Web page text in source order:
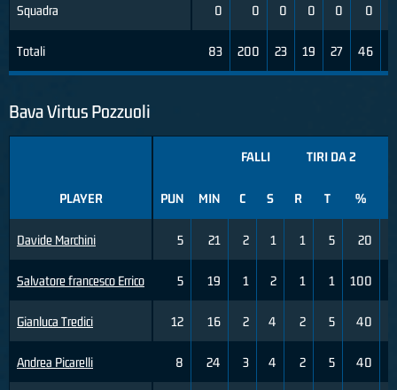
Squadra
Totali
0 0 0 0 0 0
83 200 23 19 27 46
Bava Virtus Pozzuoli
PLAYER
Davide Marchini
Salvatore francesco Errico
Gianluca Tredici
Andrea Picarelli
FALLI TIRI DA 2
PUN MIN C S R T %
5 21 2 1 1 5 20
5 19 1 2 1 1 100
12 16 2 4 2 5 40
8 24 3 4 2 5 40